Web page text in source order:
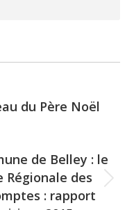
du Père Noël
de Belley : le
Régionale des
: rapport